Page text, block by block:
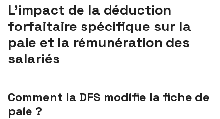
L’impact de la déduction
forfaitaire spécifique sur la
paie et la rémunération des
salariés
Comment la DFS modifie la fiche de
paie ?